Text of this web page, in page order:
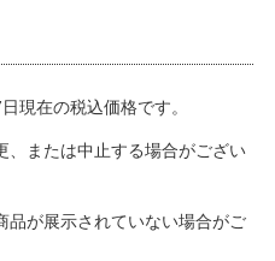
現在の税込価格です。
または中止する場合がござい
が展示されていない場合がご